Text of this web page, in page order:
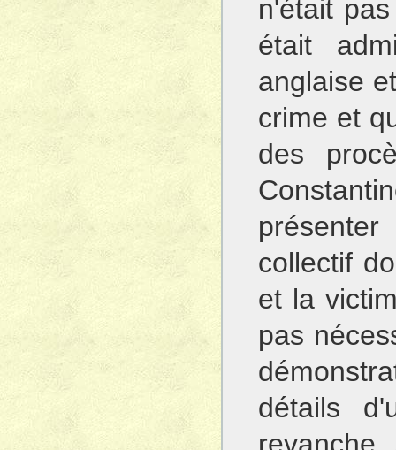
n'était
était
anglaise
crime et
des
collectif
et la
pas
détails